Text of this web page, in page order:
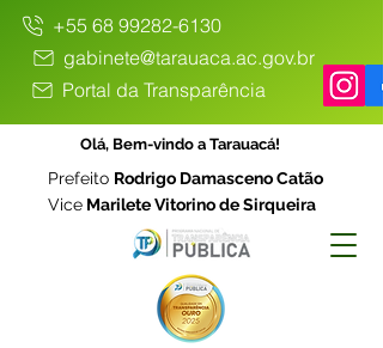
+55 68 99282-6130
gabinete@tarauaca.ac.gov.br
Portal da Transparência
Olá, Bem-vindo a Tarauacá!
Prefeito Rodrigo Damasceno Catão
Vice Marilete Vitorino de Sirqueira